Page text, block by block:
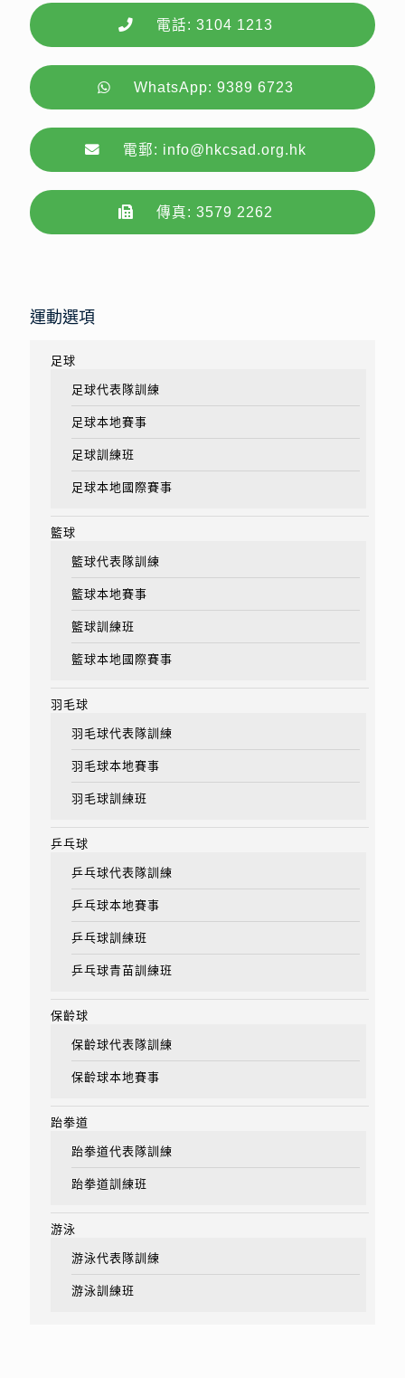
電話: 3104 1213
WhatsApp: 9389 6723
電郵: info@hkcsad.org.hk
傳真: 3579 2262
運動選項
足球
足球代表隊訓練
足球本地賽事
足球訓練班
足球本地國際賽事
籃球
籃球代表隊訓練
籃球本地賽事
籃球訓練班
籃球本地國際賽事
羽毛球
羽毛球代表隊訓練
羽毛球本地賽事
羽毛球訓練班
乒乓球
乒乓球代表隊訓練
乒乓球本地賽事
乒乓球訓練班
乒乓球青苗訓練班
保齡球
保齡球代表隊訓練
保齡球本地賽事
跆拳道
跆拳道代表隊訓練
跆拳道訓練班
游泳
游泳代表隊訓練
游泳訓練班